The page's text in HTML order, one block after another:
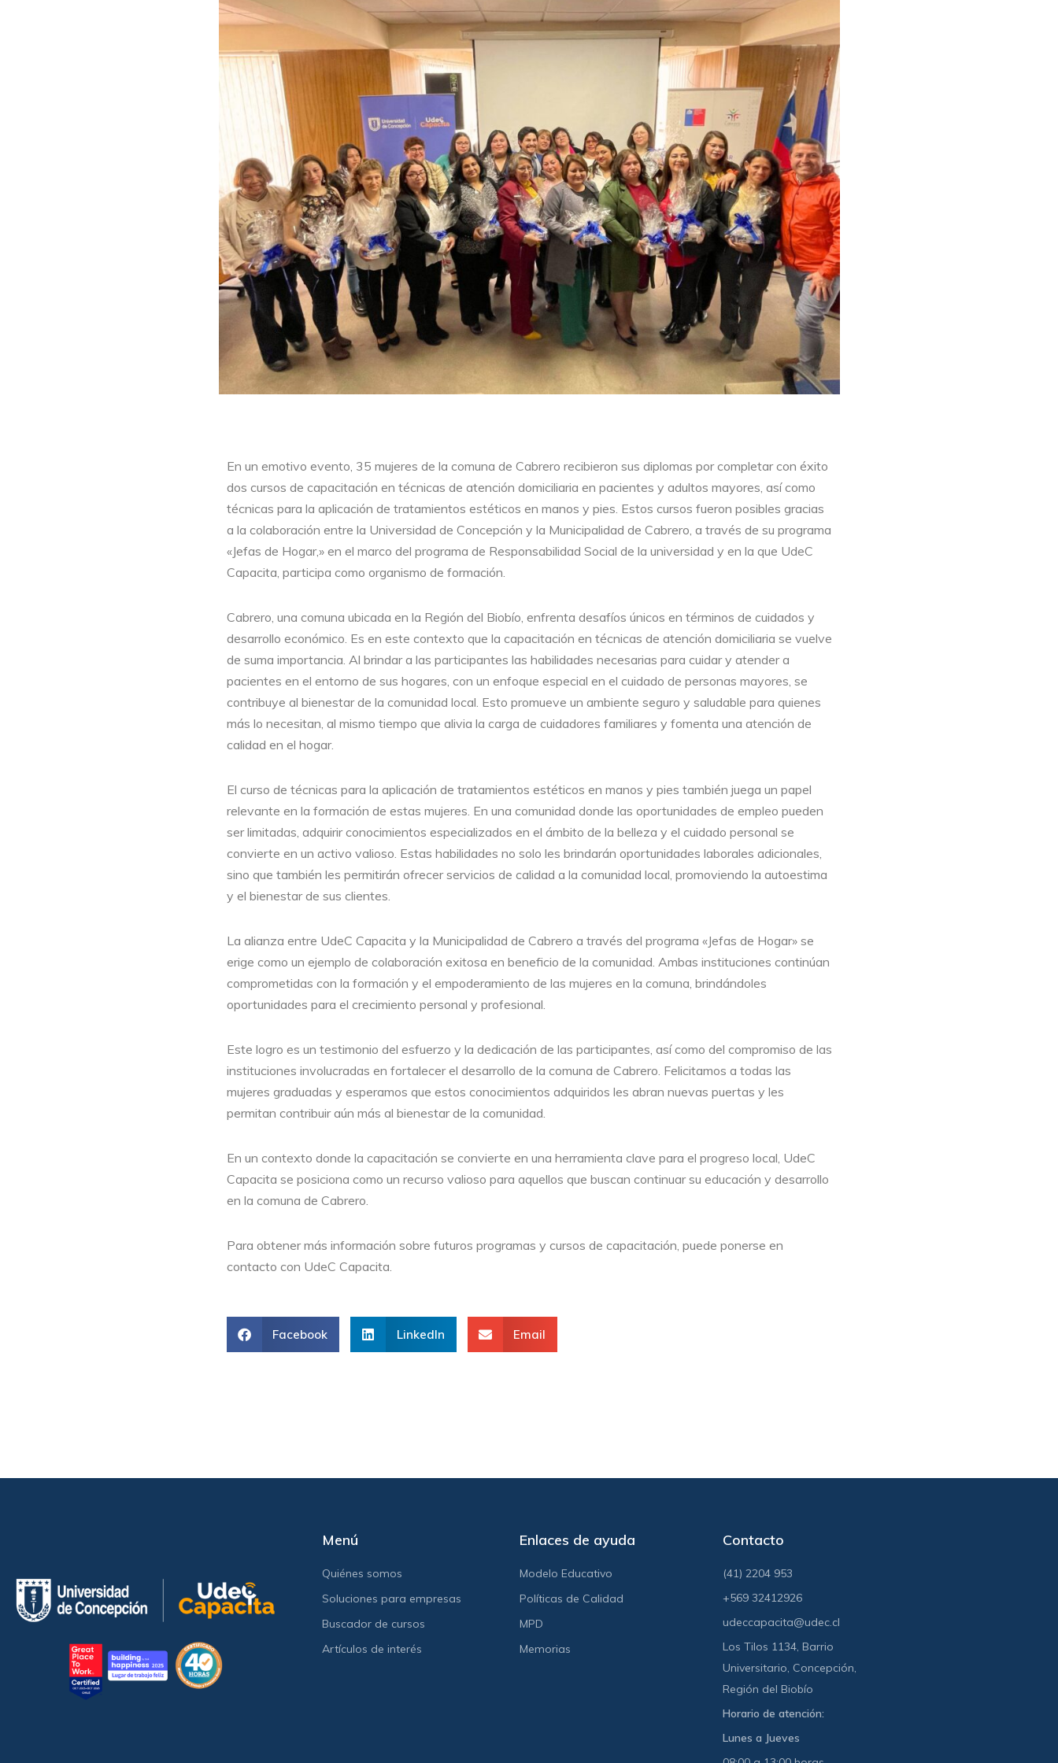
En un emotivo evento, 35 mujeres de la comuna de Cabrero recibieron sus diplomas por completar con éxito
dos cursos de capacitación en técnicas de atención domiciliaria en pacientes y adultos mayores, así como
técnicas para la aplicación de tratamientos estéticos en manos y pies. Estos cursos fueron posibles gracias
a la colaboración entre la Universidad de Concepción y la Municipalidad de Cabrero, a través de su programa
«Jefas de Hogar,» en el marco del programa de Responsabilidad Social de la universidad y en la que UdeC
Capacita, participa como organismo de formación.
Cabrero, una comuna ubicada en la Región del Biobío, enfrenta desafíos únicos en términos de cuidados y
desarrollo económico. Es en este contexto que la capacitación en técnicas de atención domiciliaria se vuelve
de suma importancia. Al brindar a las participantes las habilidades necesarias para cuidar y atender a
pacientes en el entorno de sus hogares, con un enfoque especial en el cuidado de personas mayores, se
contribuye al bienestar de la comunidad local. Esto promueve un ambiente seguro y saludable para quienes
más lo necesitan, al mismo tiempo que alivia la carga de cuidadores familiares y fomenta una atención de
calidad en el hogar.
El curso de técnicas para la aplicación de tratamientos estéticos en manos y pies también juega un papel
relevante en la formación de estas mujeres. En una comunidad donde las oportunidades de empleo pueden
ser limitadas, adquirir conocimientos especializados en el ámbito de la belleza y el cuidado personal se
convierte en un activo valioso. Estas habilidades no solo les brindarán oportunidades laborales adicionales,
sino que también les permitirán ofrecer servicios de calidad a la comunidad local, promoviendo la autoestima
y el bienestar de sus clientes.
La alianza entre UdeC Capacita y la Municipalidad de Cabrero a través del programa «Jefas de Hogar» se
erige como un ejemplo de colaboración exitosa en beneficio de la comunidad. Ambas instituciones continúan
comprometidas con la formación y el empoderamiento de las mujeres en la comuna, brindándoles
oportunidades para el crecimiento personal y profesional.
Este logro es un testimonio del esfuerzo y la dedicación de las participantes, así como del compromiso de las
instituciones involucradas en fortalecer el desarrollo de la comuna de Cabrero. Felicitamos a todas las
mujeres graduadas y esperamos que estos conocimientos adquiridos les abran nuevas puertas y les
permitan contribuir aún más al bienestar de la comunidad.
En un contexto donde la capacitación se convierte en una herramienta clave para el progreso local, UdeC
Capacita se posiciona como un recurso valioso para aquellos que buscan continuar su educación y desarrollo
en la comuna de Cabrero.
Para obtener más información sobre futuros programas y cursos de capacitación, puede ponerse en
contacto con UdeC Capacita.
Facebook LinkedIn Email
Menú
Quiénes somos
Soluciones para empresas
Buscador de cursos
Artículos de interés
Enlaces de ayuda
Modelo Educativo
Políticas de Calidad
MPD
Memorias
Contacto
(41) 2204 953
+569 32412926
udeccapacita@udec.cl
Los Tilos 1134, Barrio
Universitario, Concepción,
Región del Biobío
Horario de atención:
Lunes a Jueves